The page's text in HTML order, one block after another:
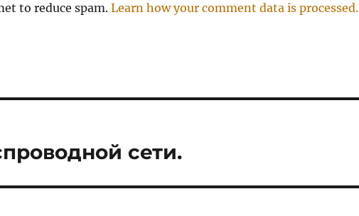
to reduce spam.Learn how your comment data is processed.
сети.